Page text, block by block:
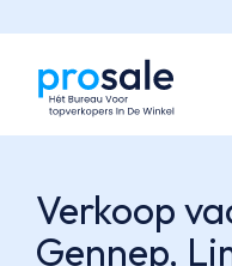
Verkoop
Gennep,